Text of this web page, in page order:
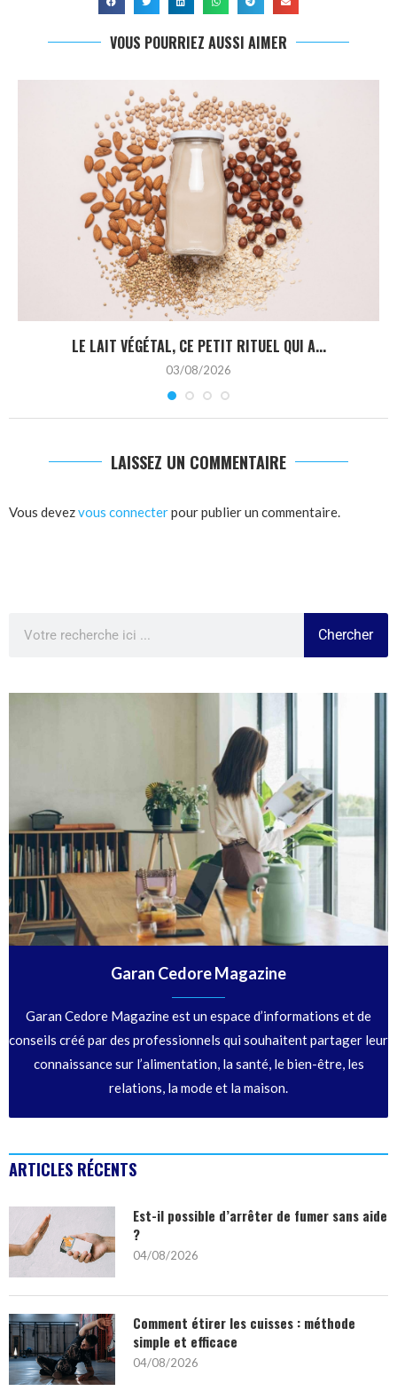
VOUS POURRIEZ AUSSI AIMER
LE LAIT VÉGÉTAL, CE PETIT RITUEL QUI A...
03/08/2026
LAISSEZ UN COMMENTAIRE
Vous devezvous connecterpour publier un commentaire.
Chercher
Garan Cedore Magazine
Garan Cedore Magazine est un espace d’informations et de
conseils créé par des professionnels qui souhaitent partager leur
connaissance sur l’alimentation, la santé, le bien-être, les
relations, la mode et la maison.
ARTICLES RÉCENTS
Est-il possible d’arrêter de fumer sans aide
?
04/08/2026
Comment étirer les cuisses : méthode
simple et efficace
04/08/2026